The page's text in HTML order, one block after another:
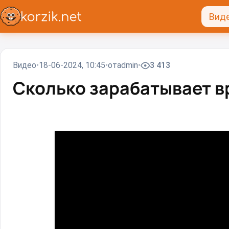
Видео 18-06-2024, 10:45 отadmin 3 413
Сколько зарабатывает